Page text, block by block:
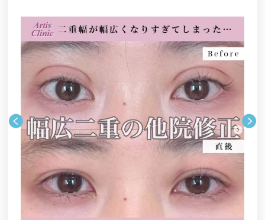
る？
脱脂法はどんな手術？メリット・デメリットと注意
二重整形に医療ローンは使える？
【二重整形】奥目の特徴やチェック方法・修正方法
とは？
二重整形が多い時期はいつ？
二重整形の治療法：埋没法 or 切開法
二重整形の保証期間はどのくらい？
二重整形とダイエットの注意点は？